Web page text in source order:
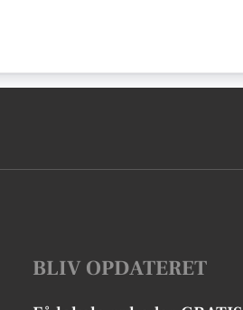
BLIV OPDATERET